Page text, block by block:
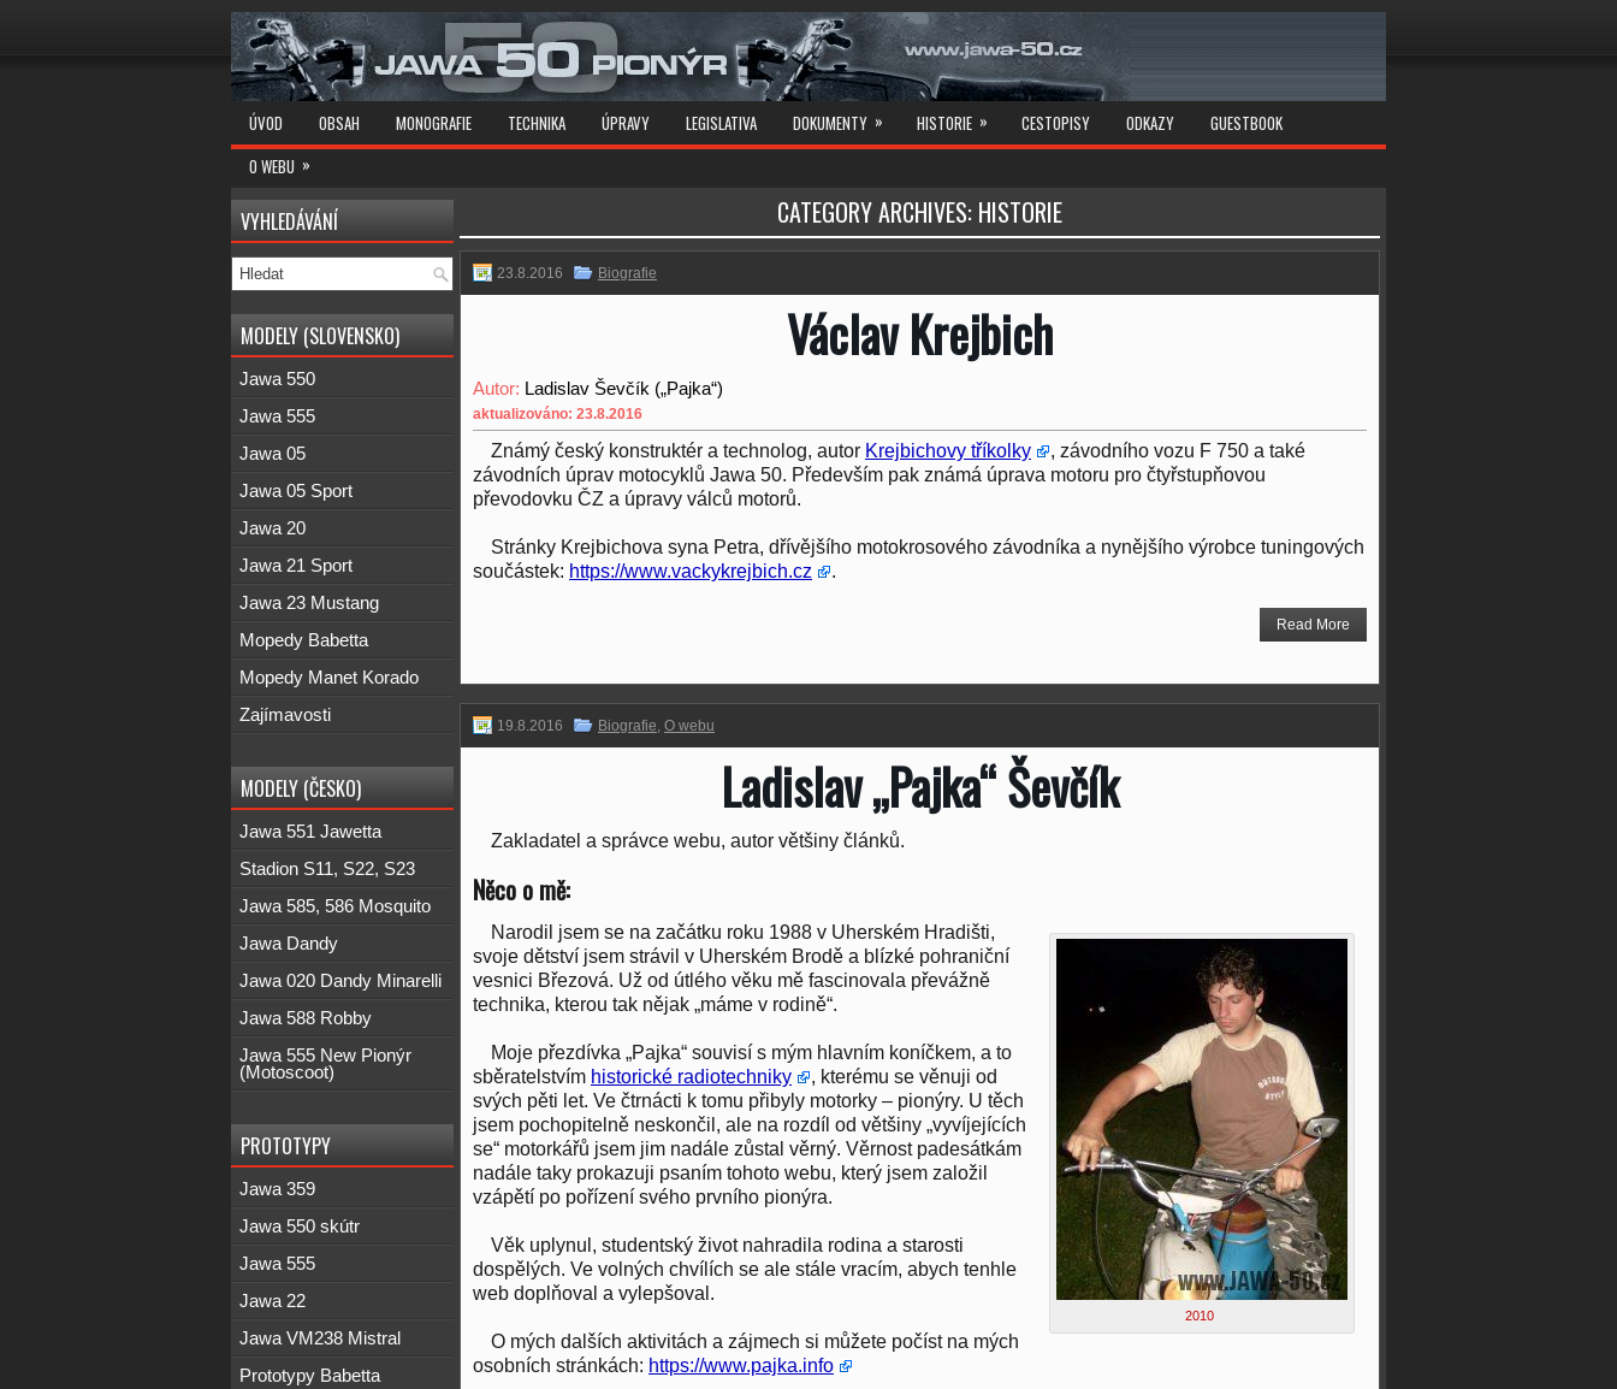
ÚVOD OBSAH MONOGRAFIE TECHNIKA ÚPRAVY LEGISLATIVA DOKUMENTY » HISTORIE » CESTOPISY ODKAZY
GUESTBOOK
O WEBU »
CATEGORY ARCHIVES: HISTORIE
23.8.2016 Biografie
Václav Krejbich
Autor: Ladislav Ševčík („Pajka“)
aktualizováno: 23.8.2016
Známý český konstruktér a technolog, autor Krejbichovy tříkolky
, závodního vozu F 750 a také
závodních úprav motocyklů Jawa 50. Především pak známá úprava motoru pro čtyřstupňovou
převodovku ČZ a úpravy válců motorů.
Stránky Krejbichova syna Petra, dřívějšího motokrosového závodníka a nynějšího výrobce tuningových
součástek: https://www.vackykrejbich.cz .
Read More
19.8.2016 Biografie, O webu
Ladislav „Pajka“ Ševčík
Zakladatel a správce webu, autor většiny článků.
Něco o mě:
2010
Narodil jsem se na začátku roku 1988 v Uherském Hradišti,
svoje dětství jsem strávil v Uherském Brodě a blízké pohraniční
vesnici Březová. Už od útlého věku mě fascinovala převážně
technika, kterou tak nějak „máme v rodině“.
Moje přezdívka „Pajka“ souvisí s mým hlavním koníčkem, a to
sběratelstvím historické radiotechniky
, kterému se věnuji od
svých pěti let. Ve čtrnácti k tomu přibyly motorky – pionýry. U těch
jsem pochopitelně neskončil, ale na rozdíl od většiny „vyvíjejících
se“ motorkářů jsem jim nadále zůstal věrný. Věrnost padesátkám
nadále taky prokazuji psaním tohoto webu, který jsem založil
vzápětí po pořízení svého prvního pionýra.
Věk uplynul, studentský život nahradila rodina a starosti
dospělých. Ve volných chvílích se ale stále vracím, abych tenhle
web doplňoval a vylepšoval.
O mých dalších aktivitách a zájmech si můžete počíst na mých
osobních stránkách: https://www.pajka.info
VYHLEDÁVÁNÍ
MODELY (SLOVENSKO)
Jawa 550
Jawa 555
Jawa 05
Jawa 05 Sport
Jawa 20
Jawa 21 Sport
Jawa 23 Mustang
Mopedy Babetta
Mopedy Manet Korado
Zajímavosti
MODELY (ČESKO)
Jawa 551 Jawetta
Stadion S11, S22, S23
Jawa 585, 586 Mosquito
Jawa Dandy
Jawa 020 Dandy Minarelli
Jawa 588 Robby
Jawa 555 New Pionýr
(Motoscoot)
PROTOTYPY
Jawa 359
Jawa 550 skútr
Jawa 555
Jawa 22
Jawa VM238 Mistral
Prototypy Babetta